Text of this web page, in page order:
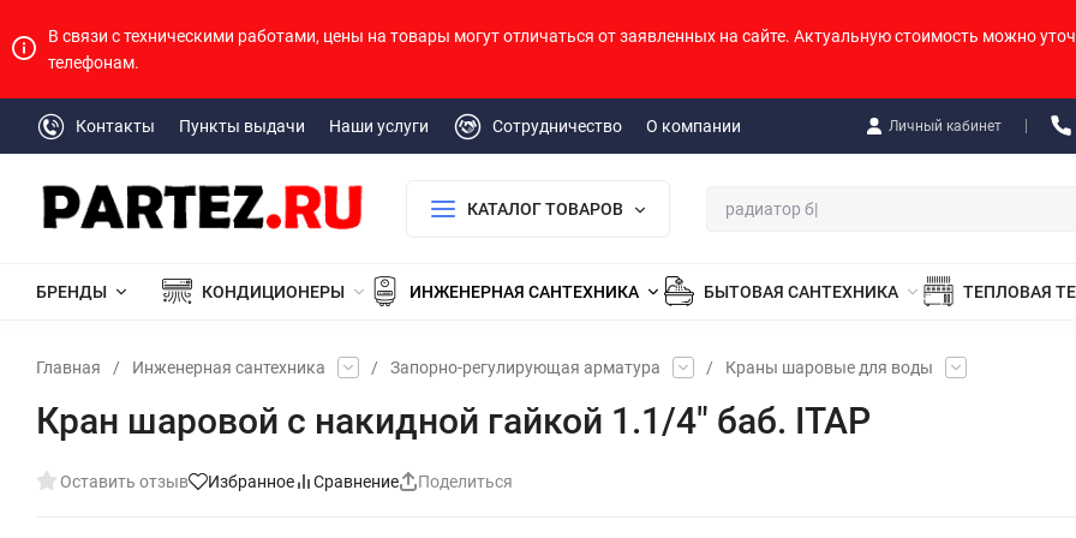
В связи с техническими работами, цены на товары могут отличаться от заявленных на сайте. Актуальную стоимость можно
телефонам.
Контакты Пункты выдачи Наши услуги Сотрудничество О компании Личный кабинет
КАТАЛОГ ТОВАРОВ
БРЕНДЫ КОНДИЦИОНЕРЫ ИНЖЕНЕРНАЯ САНТЕХНИКА БЫТОВАЯ САНТЕХНИКА ТЕПЛОВАЯ
Главная / Инженерная сантехника / Запорно-регулирующая арматура / Краны шаровые для воды
Кран шаровой с накидной гайкой 1.1/4" баб. ITAP
Оставить отзыв Избранное Сравнение Поделиться